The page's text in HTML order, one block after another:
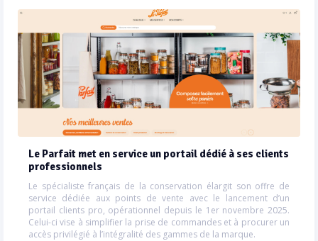
Le Parfait met en service un portail dédié à ses clients
professionnels
Le spécialiste français de la conservation élargit son offre de
service dédiée aux points de vente avec le lancement d’un
portail clients pro, opérationnel depuis le 1er novembre 2025.
Celui-ci vise à simplifier la prise de commandes et à procurer un
accès privilégié à l’intégralité des gammes de la marque.